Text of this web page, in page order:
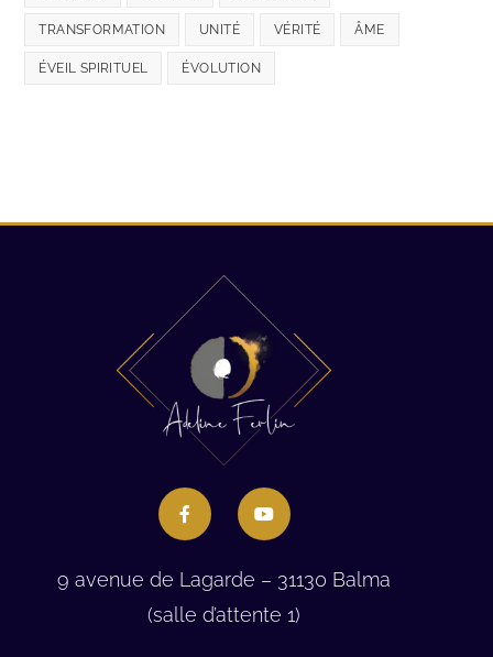
TRANSFORMATION UNITÉ VÉRITÉ ÂME
ÉVEIL SPIRITUEL ÉVOLUTION
9 avenue de Lagarde – 31130 Balma
(salle d’attente 1)